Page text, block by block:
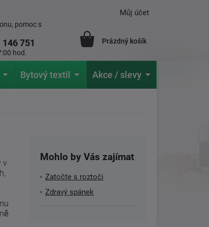
pomoc s
146 751
hod.
Můj účet
Prázdný košík
Bytový textil Akce / slevy
Mohlo by Vás zajímat
Zatočte s roztoči
Zdravý spánek
v